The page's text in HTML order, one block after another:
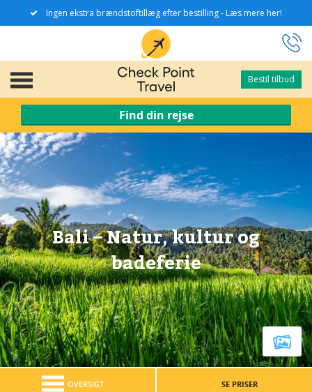
Ingen ekstra brændstoftillæg efter bestilling - Læs mere her!
Bestil tilbud
Bestil tilbud
Find din rejse
Bali – Natur, kultur og
badeferie
OVERSIGT SE PRISER